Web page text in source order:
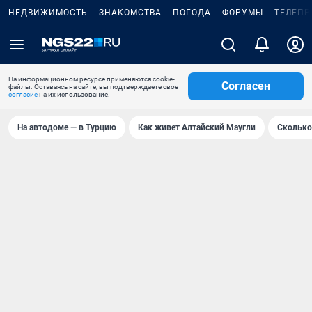
НЕДВИЖИМОСТЬ ЗНАКОМСТВА ПОГОДА ФОРУМЫ
На информационном ресурсе применяются cookie-
файлы. Оставаясь на сайте, вы подтверждаете свое
согласиена их использование.
Согласен
На автодоме — в Турцию Как живет Алтайский Маугли